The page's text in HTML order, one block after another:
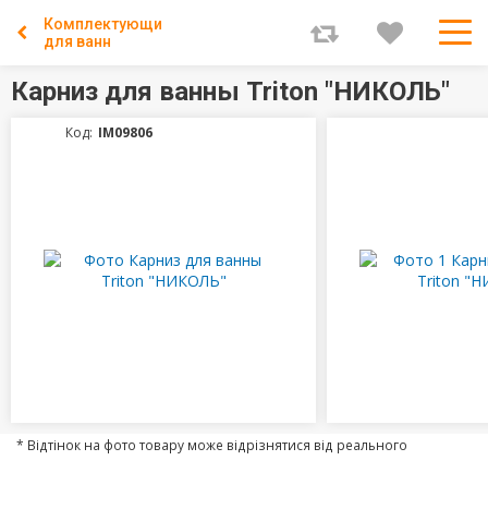
Комплектующие
для ванн
Карниз для ванны Triton "НИКОЛЬ"
Код: IM09806
* Відтінок на фото товару може відрізнятися від реального